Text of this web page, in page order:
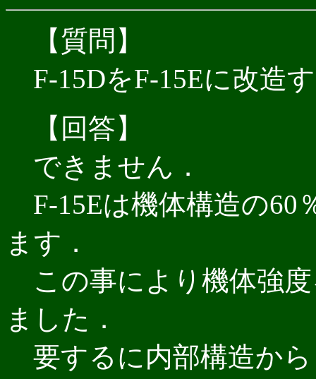
【質問】
F-15DをF-15Eに改造
【回答】
できません．
F-15Eは機体構造の60
ます．
この事により機体強
ました．
要するに内部構造か